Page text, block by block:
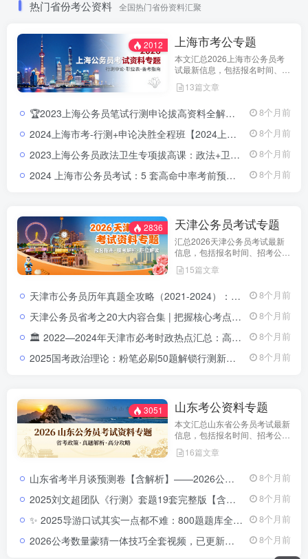
热门省份考公资料 全国热门省份资料汇聚
2012 上海市考公专题
本文汇总2026上海市公务员考
试最新信息，包括报名时间、招
测申论备考指南。通过政策解读
天津市考特点，合理安排备考计
13篇文章
🏆2023上海公务员笔试行测申论拔高资料全解：提分必备📘来源：教育学习网（jiaoyuxuexi.com ） 📦资源类型：上海公务员笔试提分课程+讲义 📚覆盖方向：行测、申论、常识判断、数量关系、言语理解、判断推理、资料分析等全模块 8个月前
2024上海市考-行测+申论决胜全程班【2024上海市考全程班】一次掌握行测+申论，突破高分就在眼前！ 8个月前
2023上海公务员政法卫生专项拔高课：政法+卫生+信息技术，一站掌握核心考点！📘 来源：教育学习网（jiaoyuxuexi.com ） 📦 资源类型：政法卫生专项提分资料 + 讲义 + 试看视频 📚 涵盖方向：卫生健康管理、信息技术、政法基础、基层人民警察专项等 8个月前
2024 上海市公务员考试：5 套高命中率考前预测卷&详解2024 上海公务员考试预测卷下载｜5 套考前真题强化训练 8个月前
2836 天津公务员考试专题
汇总2026天津公务员考试最新
信息，包括报名时间、招考公
论备考指南。通过政策解读和考
市考特点，合理安排备考计划，
15篇文章
天津市公务员历年真题全攻略（2021-2024）：申论与行测试卷解析合集天津市公务员历年真题集（2021-2024）：申论行测全解析与答题策略 8个月前
天津公务员省考之20大内容合集 | 把握核心考点天津公务员省考之20大内容合集｜二十大报告精讲+常识精编+思维导图系统课 8个月前
🏛️ 2022—2024年天津市必考时政热点汇总：高频政策与重点事件全解析2022-2024年天津市时政热点汇总｜三年核心政策全解析 8个月前
2025国考政治理论：粉笔必刷50题解锁行测新增模块（涵盖江西、贵州、深圳、黑龙江、全国）2025国考政治理论必刷题解析（免费下载） 8个月前
3051 山东考公资料专题
本文汇总山东省公务员考试最新
信息，包括报名时间、招考公
论备考指南。通过政策解读和考
市考特点，合理安排备考计划，
16篇文章
山东省考半月谈预测卷【含解析】——2026公考冲刺必备神器！ 8个月前
2025刘文超团队《行测》套题19套完整版【含答案解析】考点精析 8个月前
✨ 2025导游口试其实一点都不难：800题题库全解析与高效通关秘诀2025导游资格考试口试题库及备考方法 8个月前
2026公考数量蒙猜一体技巧全套视频，已更新完结（高照教育版）2026公务员数量蒙猜技巧视频教程（高照教育版） 8个月前